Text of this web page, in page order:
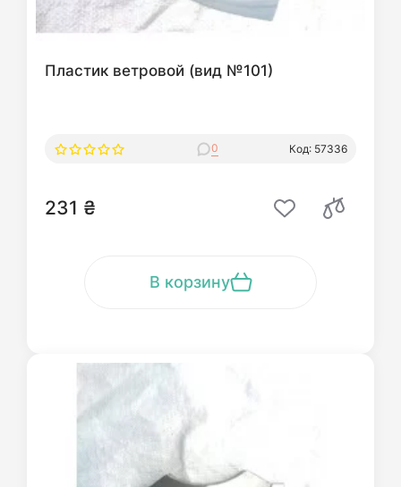
Пластик ветровой (вид №101)
0 Код: 57336
231 ₴
В корзину